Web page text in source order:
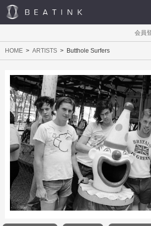
会員
HOME ARTISTS Butthole Surfers